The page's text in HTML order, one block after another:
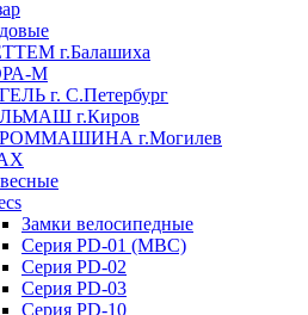
г.Балашиха
М
г. С.Петербург
г.Киров
г.Могилев
Замки велосипедные
Серия PD-01 (МВС)
Серия PD-02
Серия PD-03
Серия PD-10